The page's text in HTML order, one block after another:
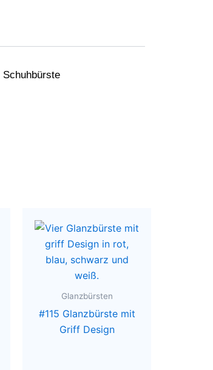
Schuhbürste
Glanzbürsten
#115 Glanzbürste mit
Griff Design